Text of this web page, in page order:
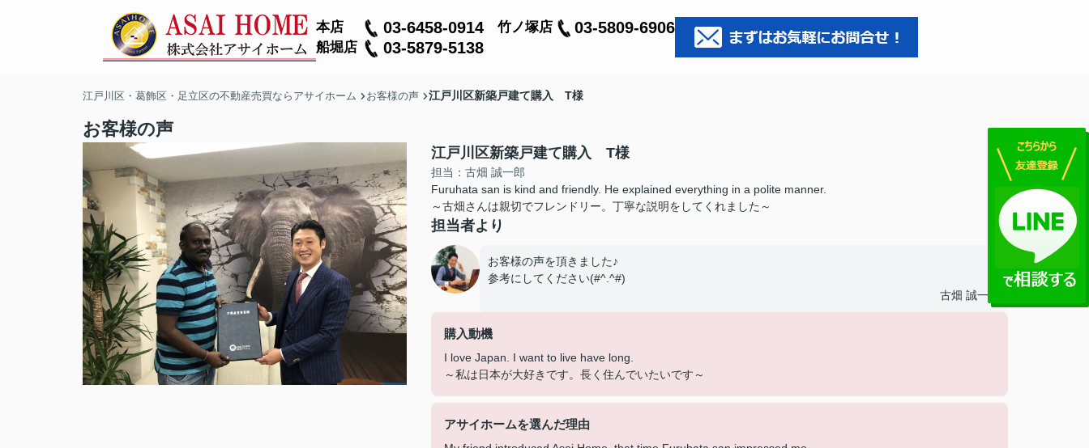
本店 03-6458-0914 竹ノ塚店 03-5809-6906
船堀店 03-5879-5138
江戸川区・葛飾区・足立区の不動産売買ならアサイホーム お客様の声 江戸川区新築戸建て購入 T様
お客様の声
江戸川区新築戸建て購入 T様
担当：古畑 誠一郎
Furuhata san is kind and friendly. He explained everything in a polite manner.
～古畑さんは親切でフレンドリー。丁寧な説明をしてくれました～
担当者より
お客様の声を頂きました♪
参考にしてください(#^.^#)
古畑 誠一郎
購入動機
I love Japan. I want to live have long.
～私は日本が大好きです。長く住んでいたいです～
アサイホームを選んだ理由